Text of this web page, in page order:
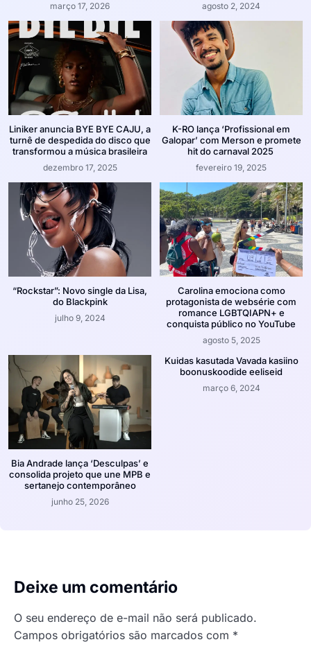
março 17, 2026 agosto 2, 2024
Liniker anuncia BYE BYE CAJU, a
turnê de despedida do disco que
transformou a música brasileira
dezembro 17, 2025
K-RO lança ‘Profissional em
Galopar’ com Merson e promete
hit do carnaval 2025
fevereiro 19, 2025
“Rockstar”: Novo single da Lisa,
do Blackpink
julho 9, 2024
Carolina emociona como
protagonista de websérie com
romance LGBTQIAPN+ e
conquista público no YouTube
agosto 5, 2025
Bia Andrade lança ‘Desculpas’ e
consolida projeto que une MPB e
sertanejo contemporâneo
junho 25, 2026
Kuidas kasutada Vavada kasiino
boonuskoodide eeliseid
março 6, 2024
Deixe um comentário
O seu endereço de e-mail não será publicado.
Campos obrigatórios são marcados com *